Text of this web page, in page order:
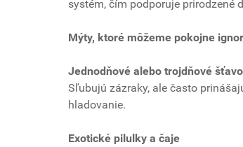
systém, čím podporuje prirodzené
Mýty, ktoré môžeme pokojne
Jednodňové alebo trojdňové
Sľubujú zázraky, ale často
hladovanie.
Exotické pilulky a čaje